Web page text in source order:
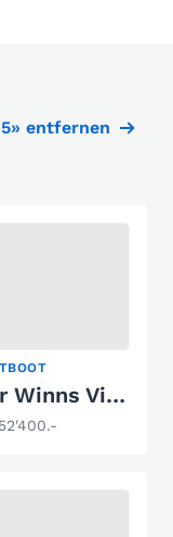
entfernen
Four Winns Vista 278